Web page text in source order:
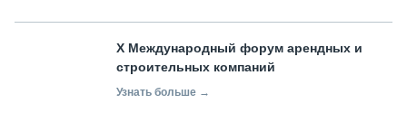
X Международный форум арендных и
строительных компаний
Узнать больше →